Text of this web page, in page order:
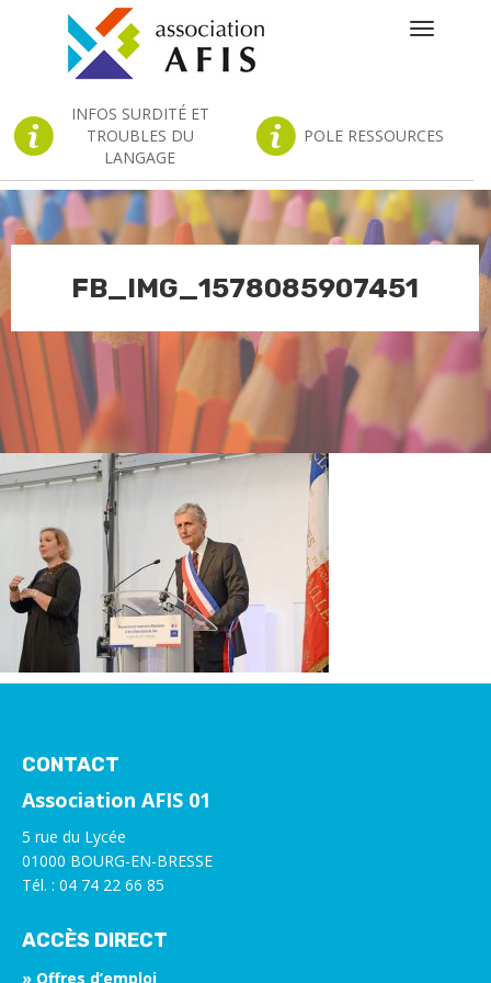
Toggle
INFOS SURDITÉ ET
TROUBLES DU
LANGAGE
POLE RESSOURCES
FB_IMG_1578085907451
CONTACT
Association AFIS 01
5 rue du Lycée
01000 BOURG-EN-BRESSE
Tél. : 04 74 22 66 85
ACCÈS DIRECT
» Offres d’emploi